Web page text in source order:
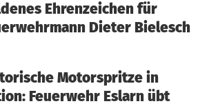
Ehrenzeichen für
Dieter Bielesch
Motorspritze in
Feuerwehr Eslarn übt